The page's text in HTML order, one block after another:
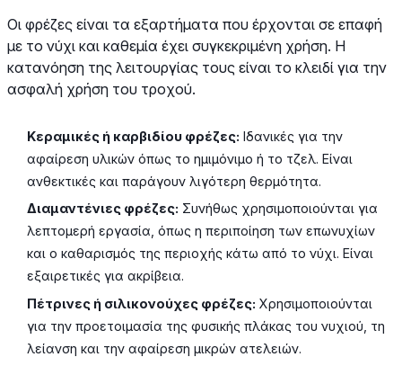
Οι φρέζες είναι τα εξαρτήματα που έρχονται σε επαφή
με το νύχι και καθεμία έχει συγκεκριμένη χρήση. Η
κατανόηση της λειτουργίας τους είναι το κλειδί για την
ασφαλή χρήση του τροχού.
Κεραμικές ή καρβιδίου φρέζες: Ιδανικές για την
αφαίρεση υλικών όπως το ημιμόνιμο ή το τζελ. Είναι
ανθεκτικές και παράγουν λιγότερη θερμότητα.
Διαμαντένιες φρέζες: Συνήθως χρησιμοποιούνται για
λεπτομερή εργασία, όπως η περιποίηση των επωνυχίων
και ο καθαρισμός της περιοχής κάτω από το νύχι. Είναι
εξαιρετικές για ακρίβεια.
Πέτρινες ή σιλικονούχες φρέζες: Χρησιμοποιούνται
για την προετοιμασία της φυσικής πλάκας του νυχιού, τη
λείανση και την αφαίρεση μικρών ατελειών.